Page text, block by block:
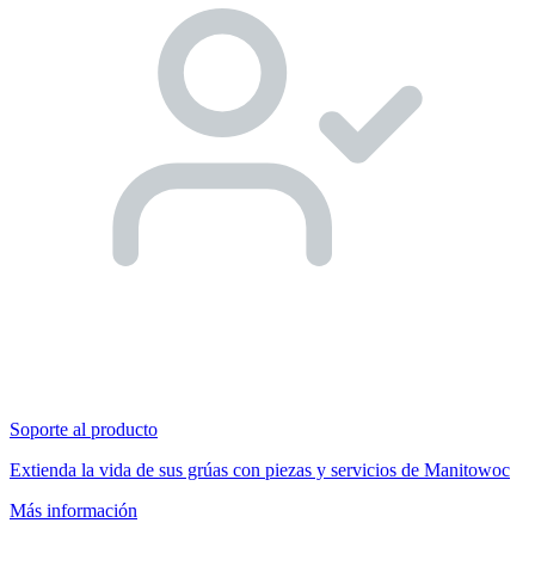
Soporte al producto
Extienda la vida de sus grúas con piezas y servicios de Manitowoc
Más información